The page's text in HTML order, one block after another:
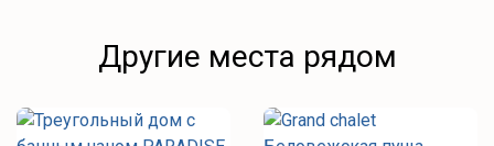
Другие места рядом